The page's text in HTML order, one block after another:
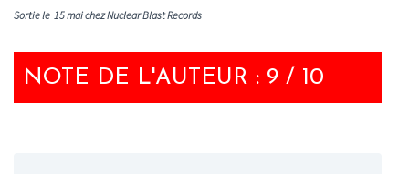
Sortie le 15 mai chez Nuclear Blast Records
NOTE DE L'AUTEUR : 9 / 10